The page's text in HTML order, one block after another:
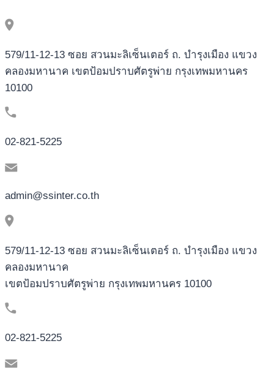
579/11-12-13 ซอย สวนมะลิเซ็นเตอร์ ถ. บำรุงเมือง แขวง
คลองมหานาค เขตป้อมปราบศัตรูพ่าย กรุงเทพมหานคร
10100
02-821-5225
admin@ssinter.co.th
579/11-12-13 ซอย สวนมะลิเซ็นเตอร์ ถ. บำรุงเมือง แขวง
คลองมหานาค
เขตป้อมปราบศัตรูพ่าย กรุงเทพมหานคร 10100
02-821-5225